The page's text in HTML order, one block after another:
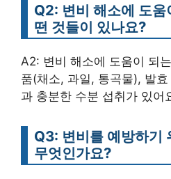
Q2: 변비 해소에 도움
떤 것들이 있나요?
A2: 변비 해소에 도움이 되
품(채소, 과일, 통곡물), 발
과 충분한 수분 섭취가 있어
Q3: 변비를 예방하기
무엇인가요?